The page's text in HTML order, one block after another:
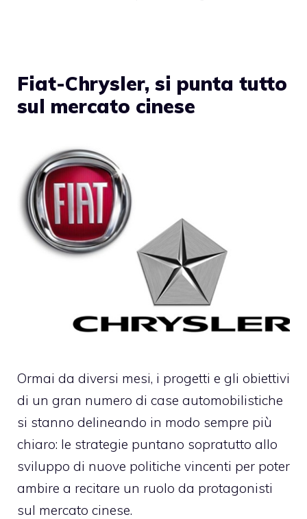
Fiat-Chrysler, si punta tutto
sul mercato cinese
Ormai da diversi mesi, i progetti e gli obiettivi
di un gran numero di case automobilistiche
si stanno delineando in modo sempre più
chiaro: le strategie puntano sopratutto allo
sviluppo di nuove politiche vincenti per poter
ambire a recitare un ruolo da protagonisti
sul mercato cinese.